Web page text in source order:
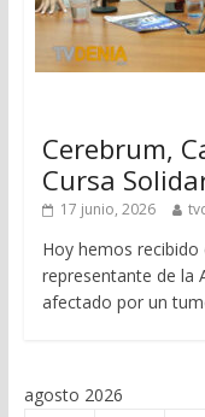
Cerebrum,
Cursa
17 junio, 2026
Hoy hemos
representante de la
afectado por un
agosto 2026